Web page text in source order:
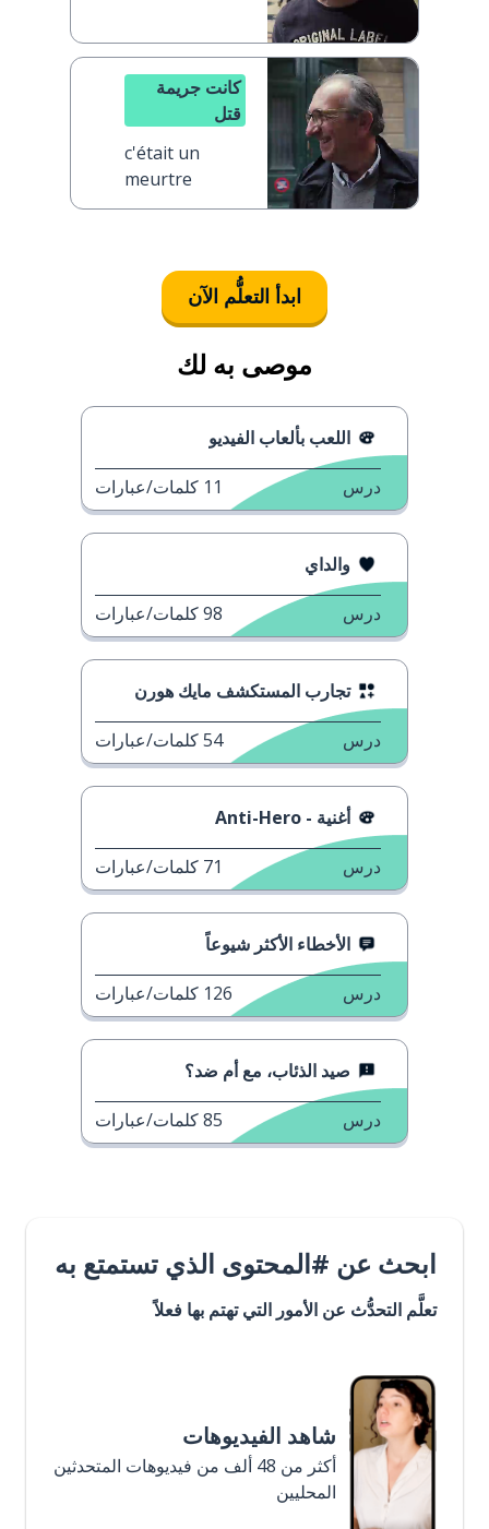
كانت جريمة
قتل
c'était un
meurtre
ابدأ التعلُّم الآن
موصى به لك
اللعب بألعاب الفيديو
درس 11 كلمات/عبارات
والداي
درس 98كلمات/عبارات
تجارب المستكشف مايك هورن
درس 54كلمات/عبارات
أغنية - Anti-Hero
درس 71 كلمات/عبارات
الأخطاء الأكثر شيوعاً
درس 126 كلمات/عبارات
صيد الذئاب، مع أم ضد؟
درس 85كلمات/عبارات
ابحث عن #المحتوى الذي تستمتع به
تعلَّم التحدُّث عن الأمور التي تهتم بها فعلاً
شاهد الفيديوهات
أكثر من 48 ألف من فيديوهات المتحدثين
المحليين